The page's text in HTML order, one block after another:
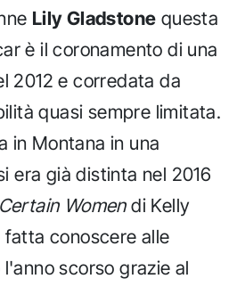
Lily Gladstone questa
è il coronamento di una
2012 e corredata da
quasi sempre limitata.
in Montana in una
era già distinta nel 2016
Certain Womendi Kelly
fatta conoscere alle
scorso grazie al